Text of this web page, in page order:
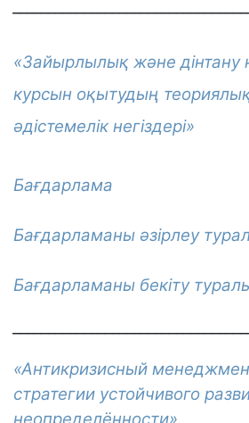
«Зайырлылық және дінтану
курсын оқытудың
әдістемелік негіздері»
Бағдарлама
Бағдарламаны әзірлеу
Бағдарламаны бекіту
«Антикризисный
стратегии устойчивого